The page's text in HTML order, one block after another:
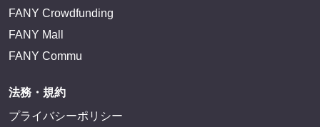
FANY Crowdfunding
FANY Mall
FANY Commu
法務・規約
プライバシーポリシー